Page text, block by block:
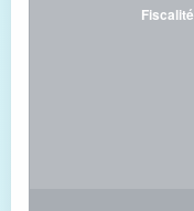
Fiscalité